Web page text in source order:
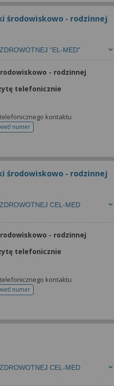
środowiskowo - rodzinnej
"EL-MED"
- rodzinnej
telefonicznie
kontaktu
numer
telefonu do rejestracji
środowiskowo - rodzinnej
CEL-MED
- rodzinnej
telefonicznie
kontaktu
numer
telefonu do rejestracji
CEL-MED